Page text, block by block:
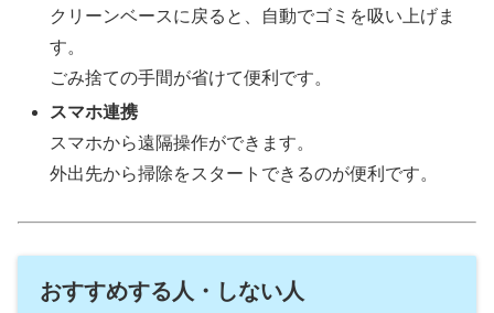
クリーンベースに戻ると、自動でゴミを吸い上げま
す。
ごみ捨ての手間が省けて便利です。
スマホ連携
スマホから遠隔操作ができます。
外出先から掃除をスタートできるのが便利です。
おすすめする人・しない人